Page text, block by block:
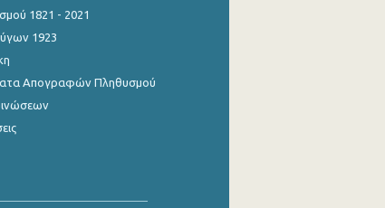
1821 - 2021
1923
Απογραφών Πληθυσμού